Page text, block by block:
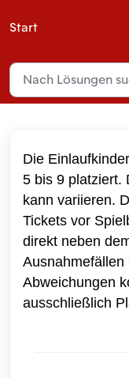
Start
Die
5 bis 9 platziert.
kann variieren.
Tickets vor
direkt neben
Ausnahmefällen
Abweichungen
ausschließlich